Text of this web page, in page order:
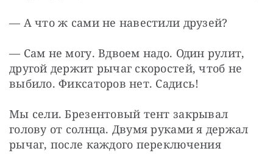
— А что ж сами не навестили друзей?
— Сам не могу. Вдвоем надо. Один рулит,
другой держит рычаг скоростей, чтоб не
выбило. Фиксаторов нет. Садись!
Мы сели. Брезентовый тент закрывал
голову от солнца. Двумя руками я держал
рычаг, после каждого переключения